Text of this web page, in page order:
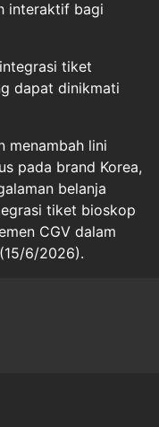
interaktif bagi
tiket
dapat dinikmati
menambah lini
pada brand Korea,
belanja
tiket bioskop
CGV dalam
6/2026).